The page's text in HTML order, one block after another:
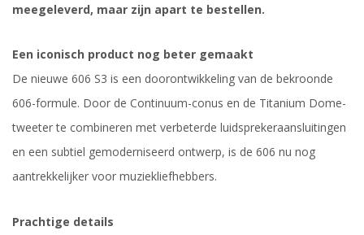
meegeleverd, maar zijn apart te bestellen.
Een iconisch product nog beter gemaakt
De nieuwe 606 S3 is een doorontwikkeling van de bekroonde
606-formule. Door de Continuum-conus en de Titanium Dome-
tweeter te combineren met verbeterde luidsprekeraansluitingen
en een subtiel gemoderniseerd ontwerp, is de 606 nu nog
aantrekkelijker voor muziekliefhebbers.
Prachtige details